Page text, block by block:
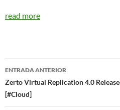
read more
Navegador
de
entradas
ENTRADA ANTERIOR
Zerto Virtual Replication 4.0
[#Cloud]